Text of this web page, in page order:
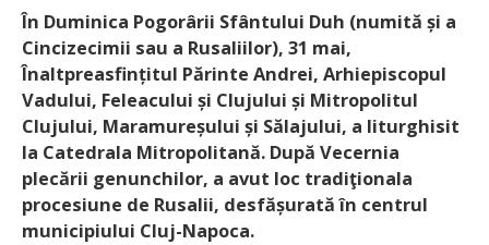
În Duminica Pogorârii Sfântului Duh (numită și a
Cincizecimii sau a Rusaliilor), 31 mai,
Înaltpreasfințitul Părinte Andrei, Arhiepiscopul
Vadului, Feleacului și Clujului și Mitropolitul
Clujului, Maramureșului și Sălajului, a liturghisit
la Catedrala Mitropolitană. După Vecernia
plecării genunchilor, a avut loc tradiţionala
procesiune de Rusalii, desfășurată în centrul
municipiului Cluj-Napoca.